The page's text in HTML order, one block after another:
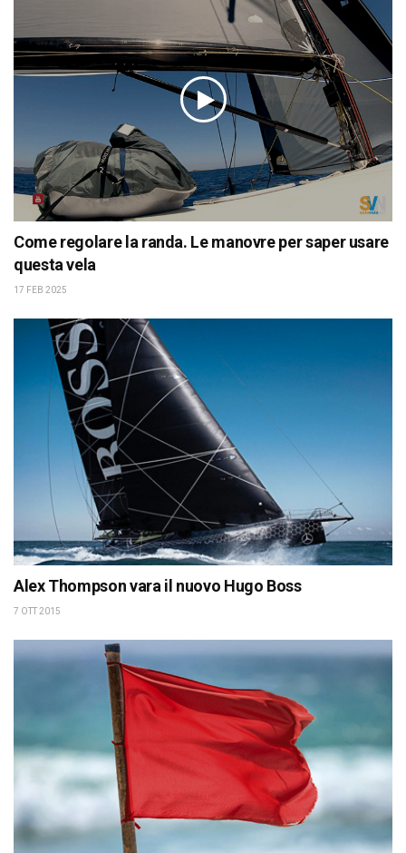
Come regolare la randa. Le manovre per saper usare
questa vela
17 FEB 2025
Alex Thompson vara il nuovo Hugo Boss
7 OTT 2015